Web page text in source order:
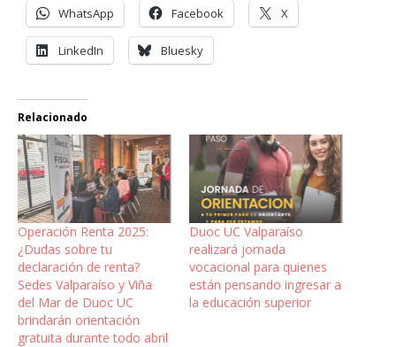
WhatsApp Facebook X
LinkedIn Bluesky
Relacionado
Operación Renta 2025:
¿Dudas sobre tu
declaración de renta?
Sedes Valparaíso y Viña
del Mar de Duoc UC
brindarán orientación
gratuita durante todo abril
Duoc UC Valparaíso
realizará jornada
vocacional para quienes
están pensando ingresar a
la educación superior